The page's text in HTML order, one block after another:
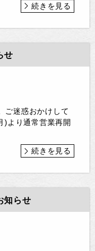
続きを見る
せ
ご迷惑おかけして
)より通常営業再開
続きを見る
知らせ